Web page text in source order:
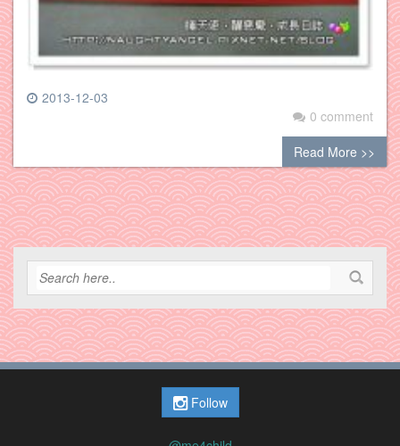
2013-12-03
0 comment
Read More >>
Follow